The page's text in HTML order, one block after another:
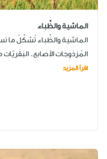
الماشية والظِّباء
الماشية والظِّباء تُشكِّلُ ما
المُزدَوِجات الأصابع.
اقرأ المزيد